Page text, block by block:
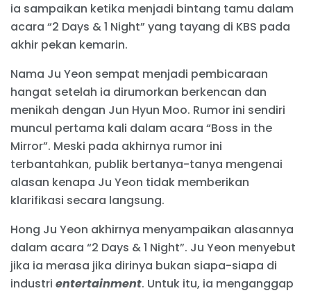
ia sampaikan ketika menjadi bintang tamu dalam
acara “2 Days & 1 Night” yang tayang di KBS pada
akhir pekan kemarin.
Nama Ju Yeon sempat menjadi pembicaraan
hangat setelah ia dirumorkan berkencan dan
menikah dengan Jun Hyun Moo. Rumor ini sendiri
muncul pertama kali dalam acara “Boss in the
Mirror”. Meski pada akhirnya rumor ini
terbantahkan, publik bertanya-tanya mengenai
alasan kenapa Ju Yeon tidak memberikan
klarifikasi secara langsung.
Hong Ju Yeon akhirnya menyampaikan alasannya
dalam acara “2 Days & 1 Night”. Ju Yeon menyebut
jika ia merasa jika dirinya bukan siapa-siapa di
industri entertainment. Untuk itu, ia menganggap